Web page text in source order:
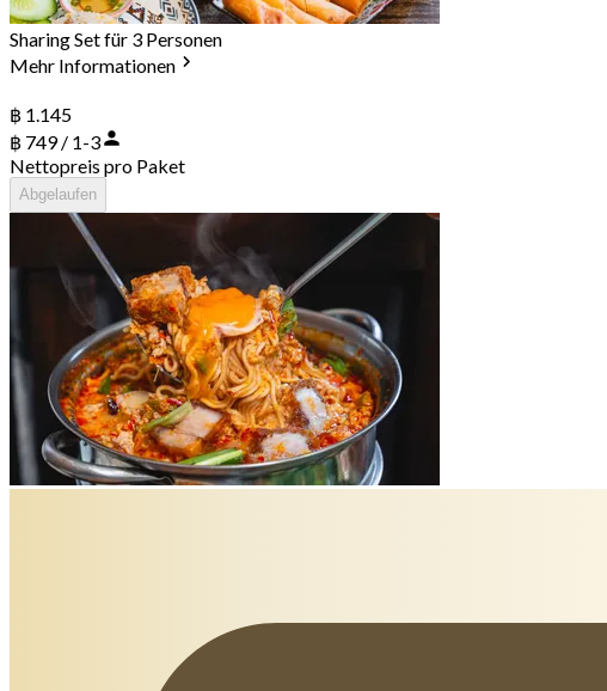
Sharing Set für 3 Personen
Mehr Informationen
฿ 1.145
฿ 749 / 1-3
Nettopreis pro Paket
Abgelaufen